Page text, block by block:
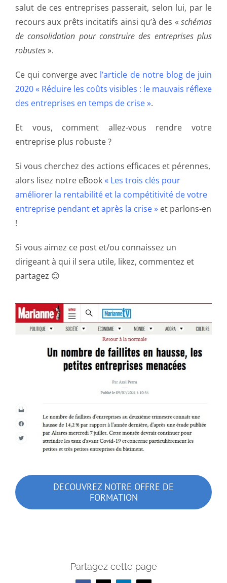
salut de ces entreprises passerait, selon lui, par le
recours aux prêts incitatifs ainsi qu’à des « schémas
de consolidation pour construire des entreprises plus
robustes».
Ce qui converge avec l’article de notre blog de juin
2020 « Réduire les coûts visibles : le mauvais réflexe
des entreprises en temps de crise ».
Et vous, comment allez-vous rendre votre
entreprise plus robuste ?
Si vous cherchez des actions efficaces et pérennes,
alors lisez notre eBook« Les trois clés pour
améliorer la rentabilité et la compétitivité de votre
entreprise pendant et après la crise » et parlons-en
!
Si vous aimez ce post et/ou connaissez un
dirigeant à qui il sera utile, likez, commentez et
partagez 😊
DECOUVREZ NOTRE OFFRE DE
FORMATION
Partagez cette page